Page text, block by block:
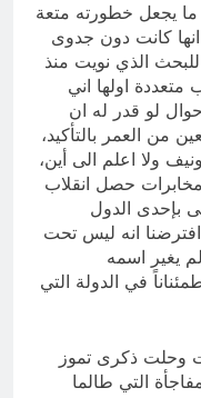
ما يجعل خطورته متعة
كانت دون جدوى
للبحث الذي نويت منذ
متعددة اولها اني
لو قدر له ان
من العمر بالتأكيد،
ولا اعلم الى أين،
حصل انقلاب
بإحدى الدول
افترضنا انه ليس تحت
يغير اسمه
في الدولة التي
وحلت ذكرى تموز
التي طالما